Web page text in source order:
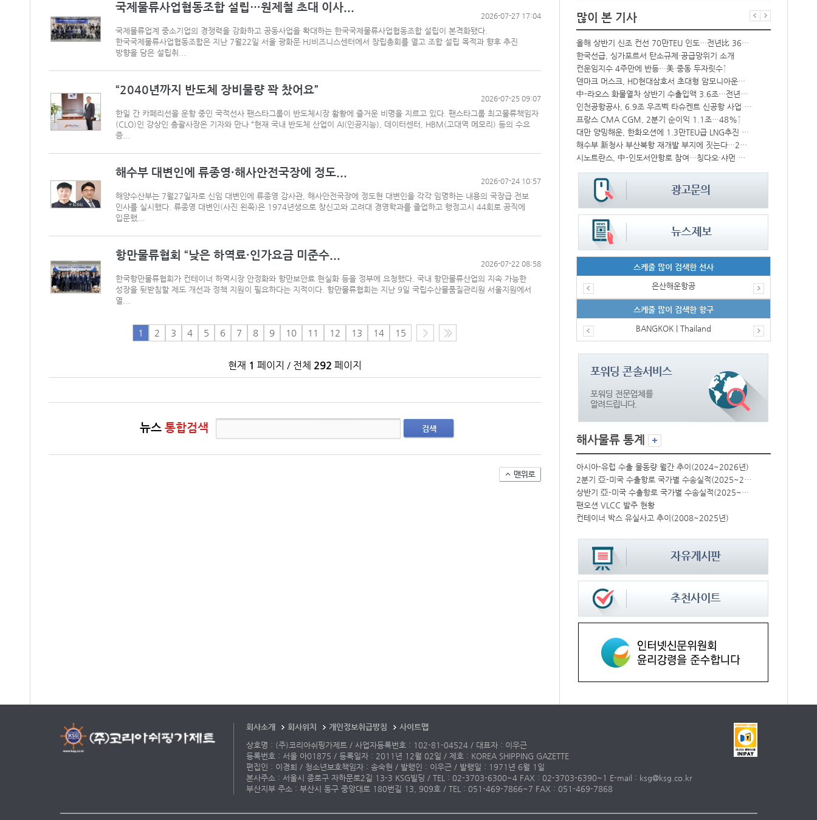
국제물류사업협동조합 설립…원제철 초대 이사...
2026-07-27 17:04
국제물류업계 중소기업의 경쟁력을 강화하고 공동사업을 확대하는 한국국제물류사업협동조합 설립이 본격화됐다.
한국국제물류사업협동조합은 지난 7월22일 서울 광화문 HJ비즈니스센터에서 창립총회를 열고 조합 설립 목적과 향후 추진
방향을 담은 설립취...
“2040년까지 반도체 장비물량 꽉 찼어요”
2026-07-25 09:07
한일 간 카페리선을 운항 중인 국적선사 팬스타그룹이 반도체시장 활황에 즐거운 비명을 지르고 있다. 팬스타그룹 최고물류책임자
(CLO)인 강상인 총괄사장은 기자와 만나 “현재 국내 반도체 산업이 AI(인공지능), 데이터센터, HBM(고대역 메모리) 등의 수요
증...
해수부 대변인에 류종영·해사안전국장에 정도...
2026-07-24 10:57
해양수산부는 7월27일자로 신임 대변인에 류종영 감사관, 해사안전국장에 정도현 대변인을 각각 임명하는 내용의 국장급 전보
인사를 실시했다. 류종영 대변인(사진 왼쪽)은 1974년생으로 창신고와 고려대 경영학과를 졸업하고 행정고시 44회로 공직에
입문했...
항만물류협회 “낮은 하역료·인가요금 미준수...
2026-07-22 08:58
한국항만물류협회가 컨테이너 하역시장 안정화와 항만보안료 현실화 등을 정부에 요청했다. 국내 항만물류산업의 지속 가능한
성장을 뒷받침할 제도 개선과 정책 지원이 필요하다는 지적이다. 항만물류협회는 지난 9일 국립수산물품질관리원 서울지원에서
열...
1 2 3 4 5 6 7 8 9 10 11 12 13 14 15
현재 1 페이지 / 전체 292 페이지
뉴스 통합검색 검색
많이 본 기사
‘韓中 웃고 日 울고’ 상반기 선박수주량 희비교차
BDI 2936포인트…벌크선 시장, 全 선형서 동반 상승
올해 상반기 신조 컨선 70만TEU 인도…전년比 36% 감소
한국선급, 싱가포르서 탄소규제·공급망위기 소개
컨운임지수 4주만에 반등…美·중동 두자릿수↑
덴마크 머스크, HD현대삼호서 초대형 암모니아운반선 인도받아
中-라오스 화물열차 상반기 수출입액 3.6조…전년比 34%↑
인천공항공사, 6.9조 우즈벡 타슈켄트 신공항 사업 참여
프랑스 CMA CGM, 2분기 순이익 1.1조…48%↑
대만 양밍해운, 한화오션에 1.3만TEU급 LNG추진 컨선 6척 발주
해수부 新청사 부산북항 재개발 부지에 짓는다…2030년 완공
시노트란스, 中-인도서안항로 참여…칭다오·샤먼 직항
스케줄 많이 검색한 선사
(주)맥스피드 은산해운항공
스케줄 많이 검색한 항구
NHAVA SHEVA | India BANGKOK | Thailand
해사물류 통계
아시아-유럽 수출 물동량 월간 추이(2024~2026년)
아시아-유럽 수출 물동량 월간 추이(2024~2026년)
2분기 亞-미국 수출항로 국가별 수송실적(2025~2026년)
상반기 亞-미국 수출항로 국가별 수송실적(2025~2026년)
팬오션 VLCC 발주 현황
컨테이너 박스 유실사고 추이(2008~2025년)
회사소개 회사위치 개인정보취급방침
사이트맵
상호명 : (주)코리아쉬핑가제트 / 사업자등록번호 : 102-81-04524 / 대표자 : 이우근
등록번호 : 서울 아01875 / 등록일자 : 2011년 12월 02일 / 제호 : KOREA SHIPPING GAZETTE
편집인 : 이경희 / 청소년보호책임자 : 송숙현 / 발행인 : 이우근 / 발행일 : 1971년 6월 1일
본사주소 : 서울시 종로구 자하문로2길 13-3 KSG빌딩 / TEL : 02-3703-6300~4 FAX : 02-3703-6390~1 E-mail : ksg@ksg.co.kr
부산지부 주소 : 부산시 동구 중앙대로 180번길 13, 909호 / TEL : 051-469-7866~7 FAX : 051-469-7868